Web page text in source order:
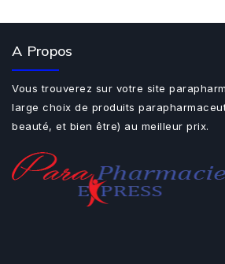
A Propos
Vous trouverez sur votre site
large choix de produits
beauté, et bien être) au meilleur prix.